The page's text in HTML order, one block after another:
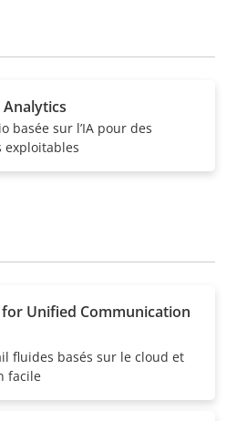
Analytics
basée sur l’IA pour des
exploitables
for Unified Communication
fluides basés sur le cloud et
facile